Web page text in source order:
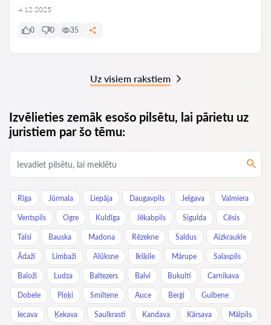
4.12.2025
0 0 35
Uz visiem rakstiem
Izvēlieties zemāk esošo pilsētu, lai pārietu uz
juristiem par šo tēmu:
Rīga Jūrmala Liepāja Daugavpils Jelgava Valmiera
Ventspils Ogre Kuldīga Jēkabpils Sigulda Cēsis
Talsi Bauska Madona Rēzekne Saldus Aizkraukle
Ādaži Limbaži Alūksne Ikšķile Mārupe Salaspils
Baloži Ludza Baltezers Balvi Bukulti Carnikava
Dobele Piņķi Smiltene Auce Berģi Gulbene
Iecava Ķekava Saulkrasti Kandava Kārsava Mālpils